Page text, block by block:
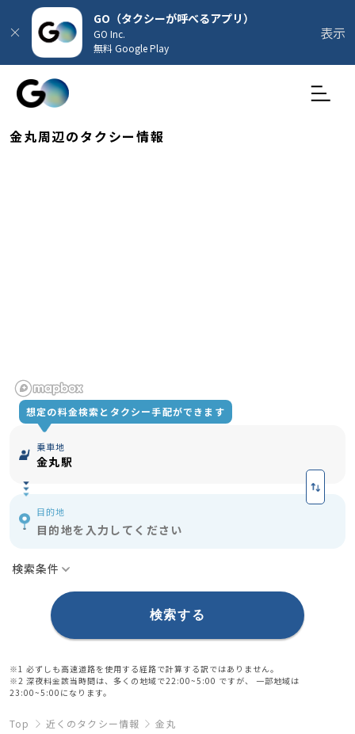
GO（タクシーが呼べるアプリ）
GO Inc.
無料 Google Play
表示
金丸周辺のタクシー情報
想定の料金検索とタクシー手配ができます
乗車地
金丸駅
目的地
目的地を入力してください
検索条件
有料道路を使用する※1
深夜割増 (22:00〜翌5:00)※2
検索する
※1 必ずしも高速道路を使用する経路で計算する訳ではありません。
※2 深夜料金該当時間は、多くの地域で22:00~5:00 ですが、 一部地域は
23:00~5:00になります。
Top 近くのタクシー情報 金丸